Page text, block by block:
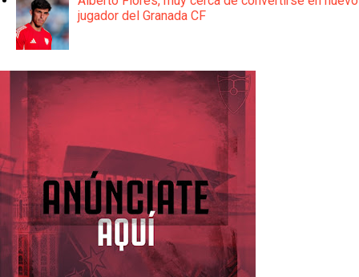
jugador del Granada CF